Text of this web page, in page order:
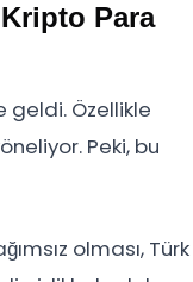
Para
geldi. Özellikle
Peki, bu
olması, Türk